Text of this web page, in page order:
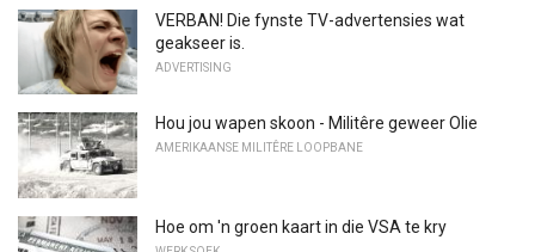
VERBAN! Die fynste TV-advertensies wat
geakseer is.
ADVERTISING
Hou jou wapen skoon - Militêre geweer Olie
AMERIKAANSE MILITÊRE LOOPBANE
Hoe om 'n groen kaart in die VSA te kry